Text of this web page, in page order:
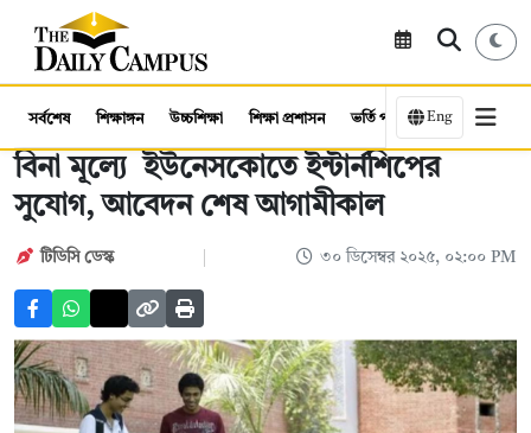
সর্বশেষ শিক্ষাঙ্গন উচ্চশিক্ষা শিক্ষা প্রশাসন ভর্তি পরীক্ষা কর্মসংস্থান
Eng
বিনা মূল্যে ইউনেসকোতে ইন্টার্নশিপের
সুযোগ, আবেদন শেষ আগামীকাল
টিডিসি ডেস্ক ৩০ ডিসেম্বর ২০২৫, ০২:০০ PM